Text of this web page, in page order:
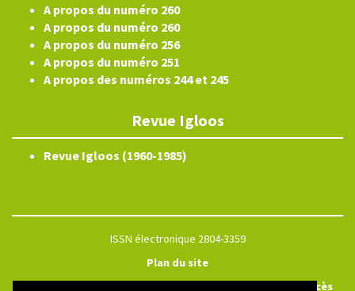
A propos du numéro 260
A propos du numéro 260
A propos du numéro 256
A propos du numéro 251
A propos des numéros 244 et 245
Revue Igloos
Revue Igloos (1960-1985)
ISSN électronique 2804-3359
Plan du site
Accès